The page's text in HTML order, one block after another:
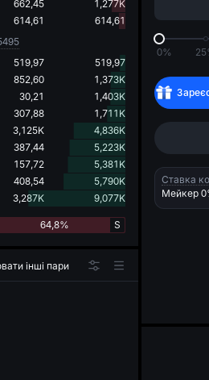
інші пари
662,45
1,277K
614,61 614,61
519,97
519,97
852,60
1,373K
30,21
1,403K
307,88
1,711K
3,125K
4,836K
387,44
5,223K
157,72
5,381K
408,54
5,790K
3,287K 9,077K
64,8% S
0%
Ставка
Мейкер